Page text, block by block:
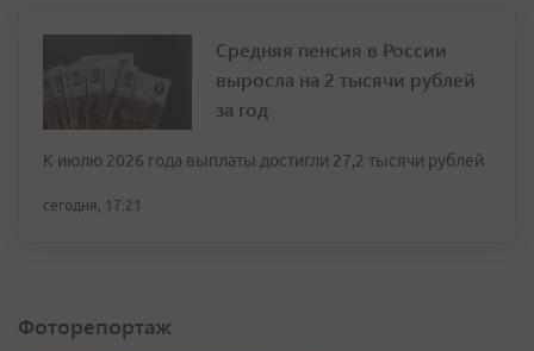
Средняя пенсия в России
выросла на 2 тысячи рублей
за год
К июлю 2026 года выплаты достигли 27,2 тысячи рублей
сегодня, 17:21
Фоторепортаж